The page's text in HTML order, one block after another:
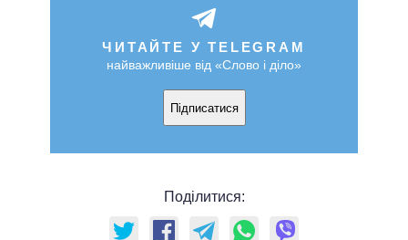
ЧИТАЙТЕ У TELEGRAM
найважливіше від «Слово і діло»
Підписатися
Поділитися: